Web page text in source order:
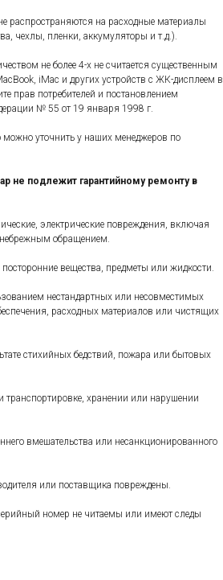
распространяются на расходные материалы
чехлы, пленки, аккумуляторы и т.д.).
не более 4-х не считается существенным
iMac и других устройств с ЖК-дисплеем в
прав потребителей и постановлением
№ 55 от 19 января 1998 г.
уточнить у наших менеджеров по
не подлежит гарантийному ремонту в
электрические повреждения, включая
обращением.
вещества, предметы или жидкости.
нестандартных или несовместимых
расходных материалов или чистящих
стихийных бедствий, пожара или бытовых
хранении или нарушении
вмешательства или несанкционированного
или поставщика повреждены.
номер не читаемы или имеют следы